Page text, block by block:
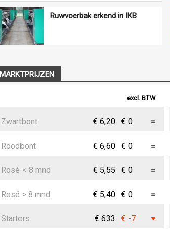
Ruwvoerbak erkend in IKB
MARKTPRIJZEN
excl. BTW
Zwartbont € 6,20 € 0
Roodbont € 6,60 € 0
Rosé < 8 mnd € 5,55 € 0
Rosé > 8 mnd € 5,40 € 0
Starters € 633 € -7